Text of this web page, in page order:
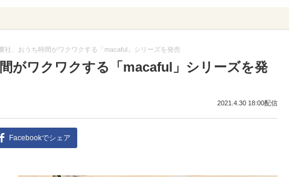
社、おうち時間がワクワクする「macaful」シリーズを発売
がワクワクする「macaful」シリーズを発
2021.4.30 18:00配信
Facebookでシェア